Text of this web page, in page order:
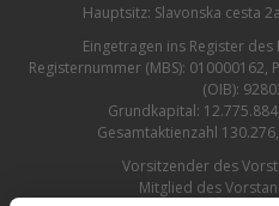
Hauptsitz: Slavonska cesta
Eingetragen ins Register
Registernummer (MBS):
(OIB):
Grundkapital:
Gesamtaktienzahl
Vorsitzender des
Mitglied des